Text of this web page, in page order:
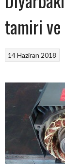
tamiri ve
14 Haziran 2018